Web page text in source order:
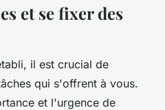
et se fixer des
il est crucial de
qui s'offrent à vous.
et l'urgence de